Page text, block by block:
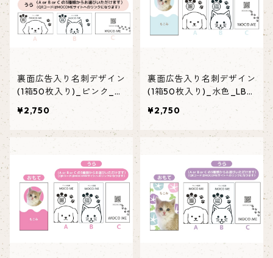
裏面広告入り名刺デザイン
(1箱50枚入り)_ピンク_P
003
¥2,750
裏面広告入り名刺デザイン
(1箱50枚入り)_水色_LB0
¥2,750